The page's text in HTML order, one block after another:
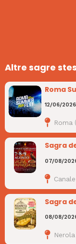
Altre sagre
Roma
12/06/2026
Roma (
Sagra
07/08/
Sagra
08/08/
Nerola